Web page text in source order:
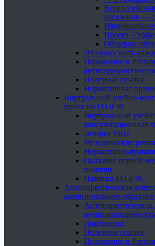
населения —
Проект
Это надо знать
Положение и
Полезные ссылки
Нормативные
Виртуальный учебно-
пункт по ГО и ЧС
Виртуальный
консультационный
Лекции УКП
Методические
Нормативно-
Оказание первой
помощи
Памятки ГО и ЧС
Антинаркотическая
муниципальном
Антинаркотическая
муниципальном
Документы
Полезные ссылки
Положение и